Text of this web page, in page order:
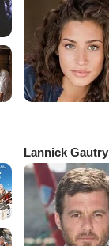
Lannick Gautry